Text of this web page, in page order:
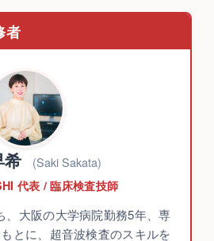
者
希 (Saki Sakata)
代表 / 臨床検査技師
、大阪の大学病院勤務5年、専
とに、超音波検査のスキルを